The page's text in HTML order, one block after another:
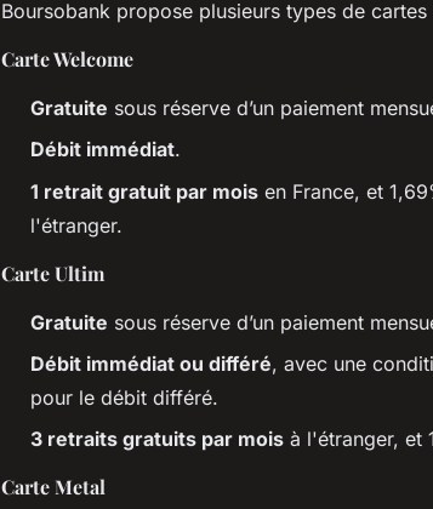
Boursobank propose plusieurs types de
Carte Welcome
Gratuite sous réserve d’un paiement
Débit immédiat.
1 retrait gratuit par mois en France, et
l'étranger.
Carte Ultim
Gratuite sous réserve d’un paiement
Débit immédiat ou différé, avec une
pour le débit différé.
3 retraits gratuits par mois à l'étranger, et
Carte Metal